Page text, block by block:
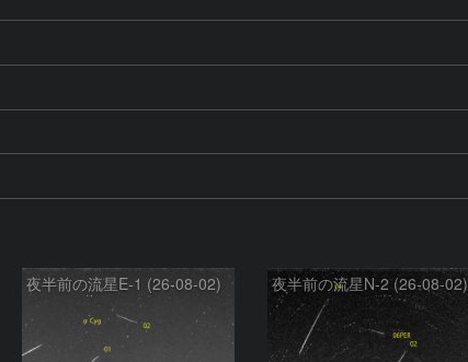
夜半前の流星E-1 (26-08-02) 夜半前の流星N-2 (26-08-02)